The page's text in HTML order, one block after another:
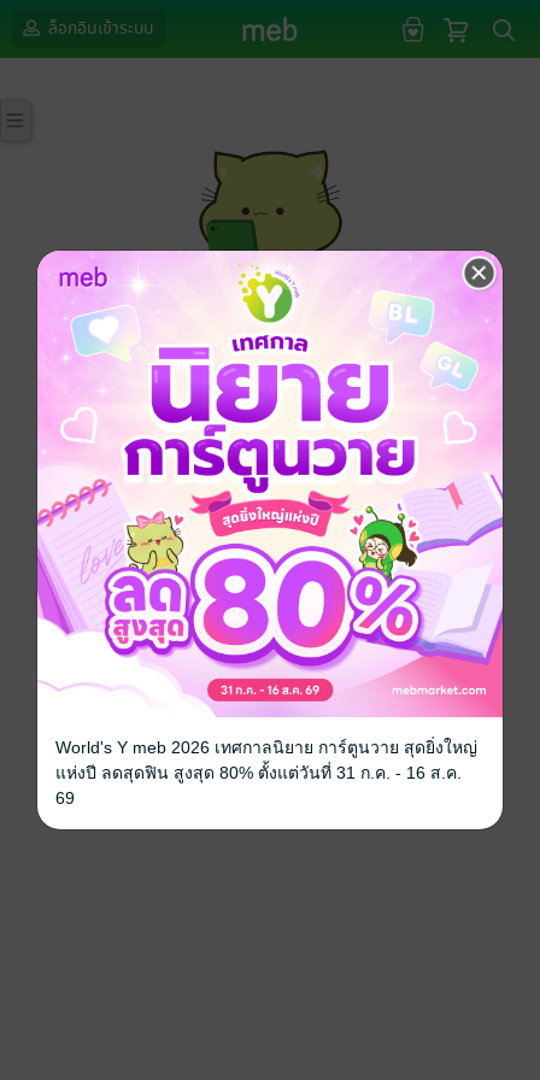
ล็อกอินเข้าระบบ
กรุณาเข้าสู่ระบบก่อนดำเนินรายการด้วยค่ะ
ล็อกอินเข้าระบบ
World's Y meb 2026 เทศกาลนิยาย การ์ตูนวาย สุดยิ่งใหญ่
แห่งปี ลดสุดฟิน สูงสุด 80% ตั้งแต่วันที่ 31 ก.ค. - 16 ส.ค.
69